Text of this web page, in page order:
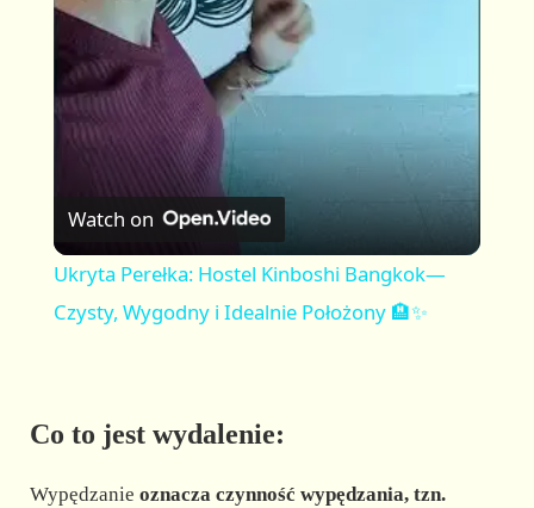
a
V
i
o
Watch on
Ukryta Perełka: Hostel Kinboshi Bangkok—
Czysty, Wygodny i Idealnie Położony 🏨✨
Co to jest wydalenie:
Wypędzanie oznacza czynność wypędzania, tzn.